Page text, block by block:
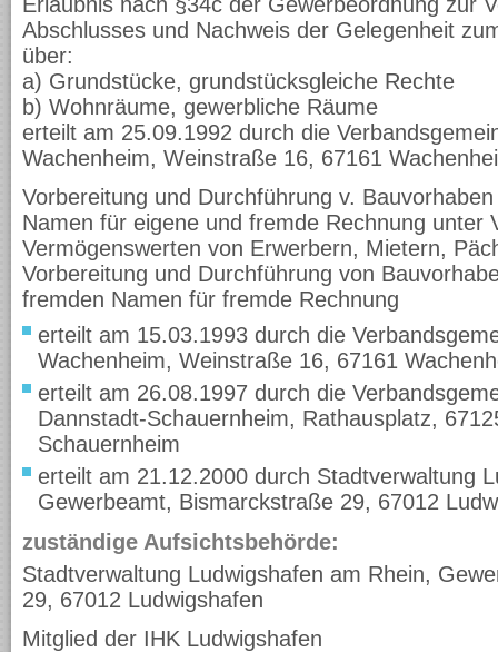
Abschlusses und Nachweis der Gelegenheit
über:
a) Grundstücke, grundstücksgleiche Rechte
b) Wohnräume, gewerbliche Räume
erteilt am 25.09.1992 durch die
Wachenheim, Weinstraße 16, 67161
Vorbereitung und Durchführung v.
Namen für eigene und fremde Rechnung unter
Vermögenswerten von Erwerbern, Mietern,
Vorbereitung und Durchführung von
fremden Namen für fremde Rechnung
erteilt am 15.03.1993 durch die
Wachenheim, Weinstraße 16, 67161
erteilt am 26.08.1997 durch die
Dannstadt-Schauernheim, Rathausplatz,
Schauernheim
erteilt am 21.12.2000 durch Stadtverwaltung
Gewerbeamt, Bismarckstraße 29, 67012
zuständige Aufsichtsbehörde:
Stadtverwaltung Ludwigshafen am Rhein,
29, 67012 Ludwigshafen
Mitglied der IHK Ludwigshafen